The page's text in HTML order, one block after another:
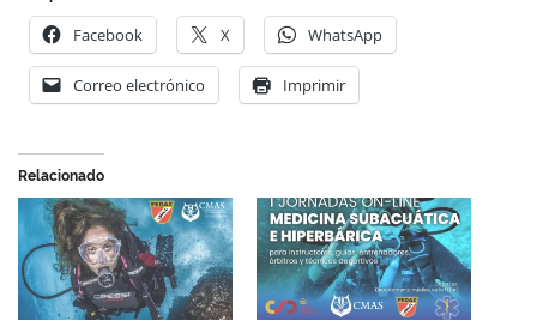
Facebook X WhatsApp
Correo electrónico Imprimir
Relacionado